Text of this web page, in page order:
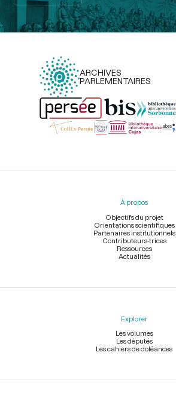
ARCHIVES
PARLEMENTAIRES
Menu
À propos
Objectifs du projet
Orientations scientifiques
Partenaires institutionnels
Contributeurs-trices
Ressources
Actualités
Explorer
Les volumes
Les députés
Les cahiers de doléances